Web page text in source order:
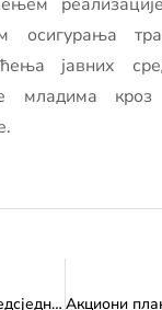
јавних
младима кроз
Писмо захвале предсједника и директора Специјалне олимпијаде за Европу и Евроазију, Давида Евангелисте министрици Влаисављевић